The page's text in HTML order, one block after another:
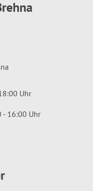
Uhr
- 16:00 Uhr